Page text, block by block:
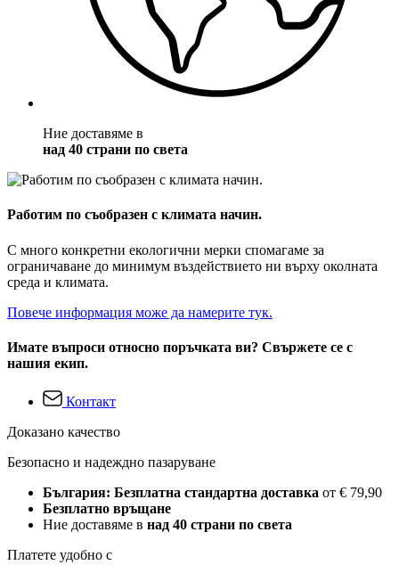
Ние доставяме в
над 40 страни по света
Работим по съобразен с климата начин.
С много конкретни екологични мерки спомагаме за
ограничаване до минимум въздействието ни върху околната
среда и климата.
Повече информация може да намерите тук.
Имате въпроси относно поръчката ви? Свържете се с
нашия екип.
Контакт
Доказано качество
Безопасно и надеждно пазаруване
България: Безплатна стандартна доставка от € 79,90
Безплатно връщане
Ние доставяме в над 40 страни по света
Платете удобно с